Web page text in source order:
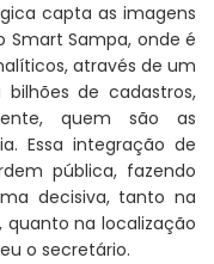
capta as imagens
Smart Sampa, onde é
através de um
de cadastros,
quem são as
Essa integração de
pública, fazendo
decisiva, tanto na
na localização
o secretário.